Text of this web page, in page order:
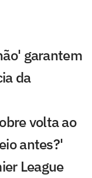
garantem
da
volta ao
antes?'
League